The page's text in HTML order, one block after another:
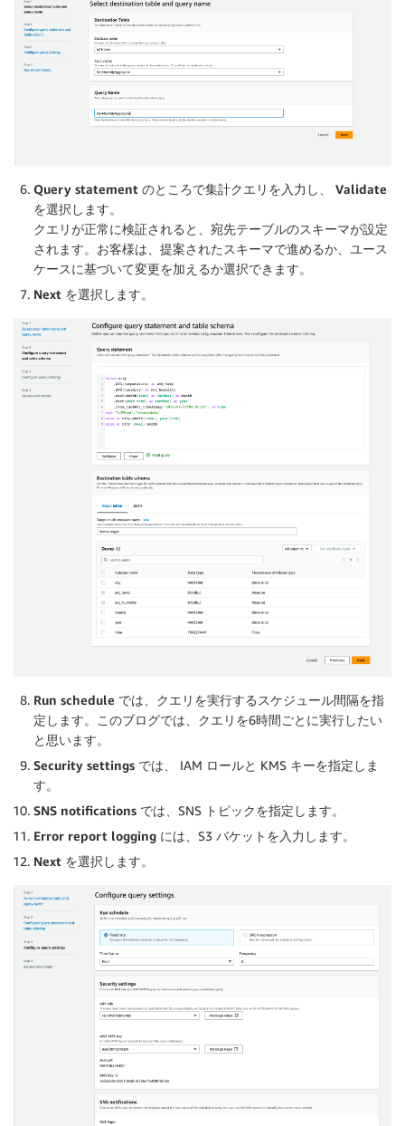
Query statement のところで集計クエリを入力し、 Validate
を選択します。
クエリが正常に検証されると、宛先テーブルのスキーマが設定
されます。お客様は、提案されたスキーマで進めるか、ユース
ケースに基づいて変更を加えるか選択できます。
Next を選択します。
Run schedule では、クエリを実行するスケジュール間隔を指
定します。このブログでは、クエリを6時間ごとに実行したい
と思います。
Security settings では、 IAM ロールと KMS キーを指定しま
す。
SNS notifications では、SNS トピックを指定します。
Error report logging には、S3 バケットを入力します。
Next を選択します。